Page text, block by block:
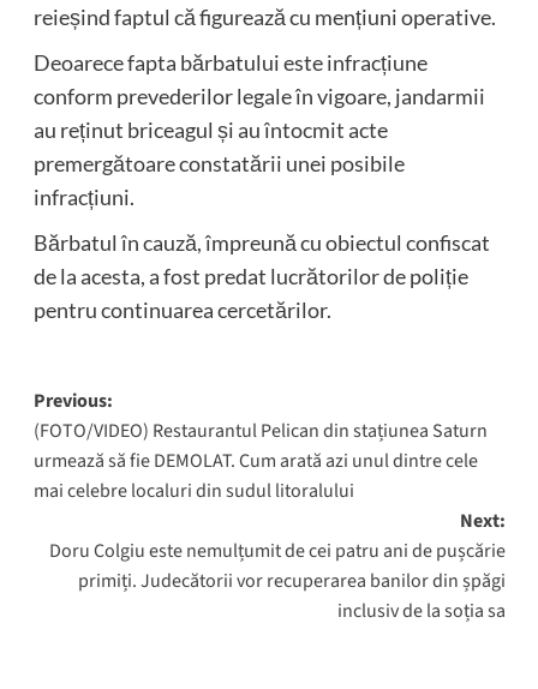
reieșind faptul că figurează cu mențiuni operative.
Deoarece fapta bărbatului este infracțiune
conform prevederilor legale în vigoare, jandarmii
au reținut briceagul și au întocmit acte
premergătoare constatării unei posibile
infracțiuni.
Bărbatul în cauză, împreună cu obiectul confiscat
de la acesta, a fost predat lucrătorilor de poliție
pentru continuarea cercetărilor.
Post
navigation
Previous:
(FOTO/VIDEO) Restaurantul Pelican din stațiunea Saturn
urmează să fie DEMOLAT. Cum arată azi unul dintre cele
mai celebre localuri din sudul litoralului
Next:
Doru Colgiu este nemulțumit de cei patru ani de pușcărie
primiți. Judecătorii vor recuperarea banilor din șpăgi
inclusiv de la soția sa